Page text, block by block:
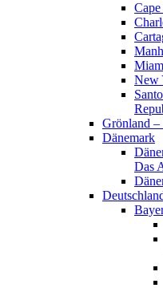
New
Grönland –
Dänemark
Das